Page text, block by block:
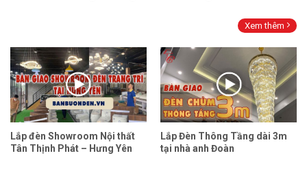
Xem thêm
Lắp đèn Showroom Nội thất
Tân Thịnh Phát – Hưng Yên
Lắp Đèn Thông Tầng dài 3m
tại nhà anh Đoàn